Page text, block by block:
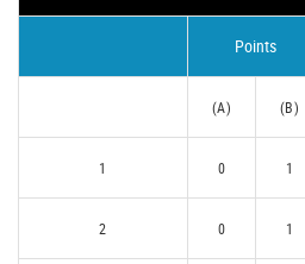
Points
(A) (B)
1 0 1
2 0 1